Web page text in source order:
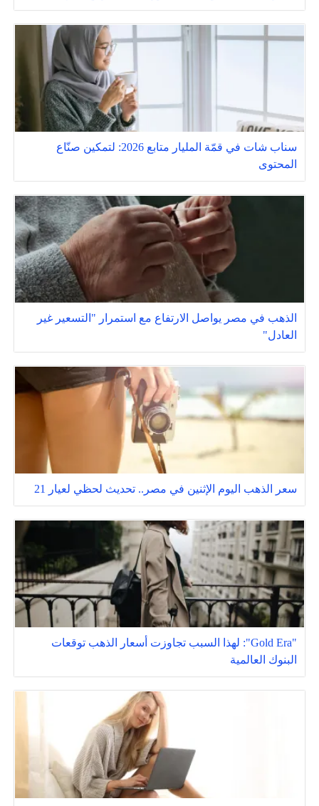
سناب شات في قمّة المليار متابع 2026: لتمكين صنّاع
المحتوى
الذهب في مصر يواصل الارتفاع مع استمرار "التسعير غير
العادل"
سعر الذهب اليوم الإثنين في مصر.. تحديث لحظي لعيار 21
"Gold Era": لهذا السبب تجاوزت أسعار الذهب توقعات
البنوك العالمية